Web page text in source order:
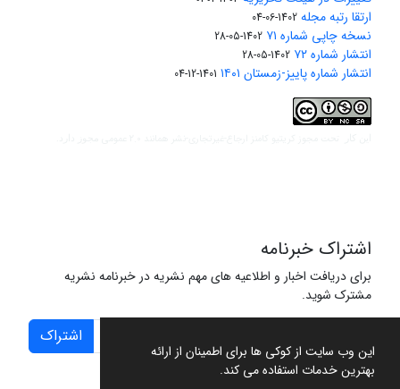
این وب سایت از کوکی ها برای اطمینان از ارائه
بهترین خدمات استفاده می کند.
ارتقا رتبه مجله 1402-06-04
نسخه چاپی شماره ۷۱ 1402-05-28
انتشار شماره ۷۲ 1402-05-28
انتشار شماره پاییز-زمستان ۱۴۰۱ 1401-12-04
اشتراک خبرنامه
برای دریافت اخبار و اطلاعیه های مهم نشریه در خبرنامه نشریه
مشترک شوید.
اشتراک